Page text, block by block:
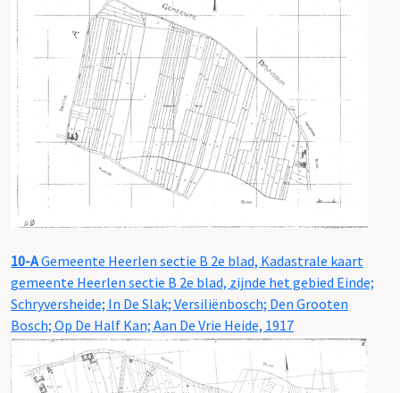
10-AGemeente Heerlen sectie B 2e blad, Kadastrale kaart
gemeente Heerlen sectie B 2e blad, zijnde het gebied Einde;
Schryversheide; In De Slak; Versiliënbosch; Den Grooten
Bosch; Op De Half Kan; Aan De Vrie Heide, 1917